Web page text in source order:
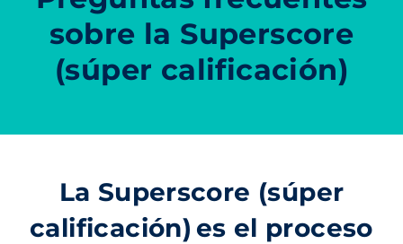
sobre la Superscore
(súper calificación)
La Superscore (súper
calificación) es el proceso